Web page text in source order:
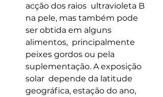
acção dos raios  ultravioleta B
na pele, mas também pode
ser obtida em alguns
alimentos,  principalmente
peixes gordos ou pela
suplementação. A exposição
solar  depende da latitude
geográfica, estação do ano,